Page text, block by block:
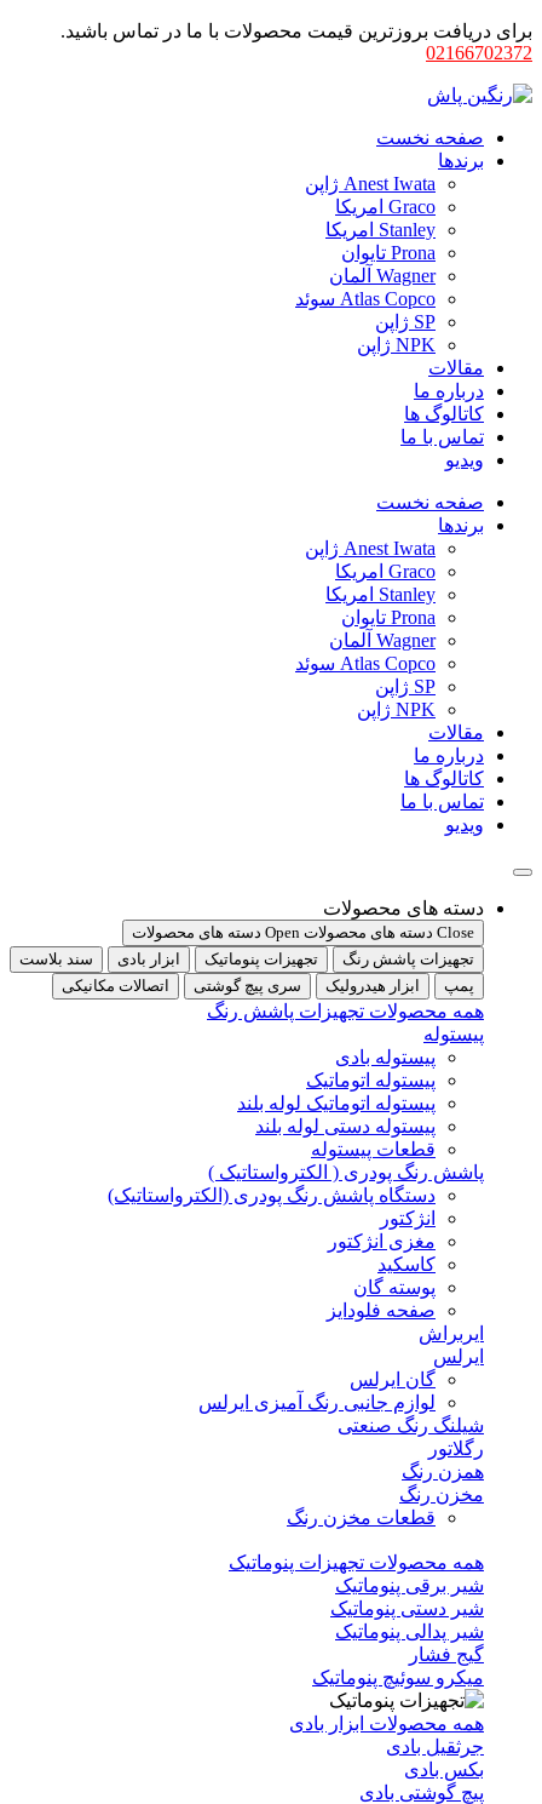
برای دریافت بروزترین قیمت محصولات با ما در تماس باشید.
02166702372
صفحه نخست
برندها
Anest Iwata ژاپن
Graco امریکا
Stanley امریکا
Prona تایوان
Wagner آلمان
Atlas Copco سوئد
SP ژاپن
NPK ژاپن
مقالات
درباره ما
کاتالوگ ها
تماس با ما
ویدیو
صفحه نخست
برندها
Anest Iwata ژاپن
Graco امریکا
Stanley امریکا
Prona تایوان
Wagner آلمان
Atlas Copco سوئد
SP ژاپن
NPK ژاپن
مقالات
درباره ما
کاتالوگ ها
تماس با ما
ویدیو
دسته های محصولات
Close دسته های محصولات
Open دسته های محصولات
تجهیزات پاشش رنگ
تجهیزات پنوماتیک ابزار بادی
سند بلاست
پمپ
ابزار هیدرولیک سری پیچ گوشتی اتصالات مکانیکی
همه محصولات تجهیزات پاشش رنگ
پیستوله
پیستوله بادی
پیستوله اتوماتیک
پیستوله اتوماتیک لوله بلند
پیستوله دستی لوله بلند
قطعات پیستوله
پاشش رنگ پودری ( الکترواستاتیک )
دستگاه پاشش رنگ پودری (الکترواستاتیک)
انژکتور
مغزی انژکتور
کاسکید
پوسته گان
صفحه فلودایز
ایربراش
ایرلس
گان ایرلس
لوازم جانبی رنگ آمیزی ایرلس
شیلنگ رنگ صنعتی
رگلاتور
همزن رنگ
مخزن رنگ
قطعات مخزن رنگ
همه محصولات تجهیزات پنوماتیک
شیر برقی پنوماتیک
شیر دستی پنوماتیک
شیر پدالی پنوماتیک
گیج فشار
میکرو سوئیچ پنوماتیک
همه محصولات ابزار بادی
جرثقیل بادی
بکس بادی
پیچ گوشتی بادی